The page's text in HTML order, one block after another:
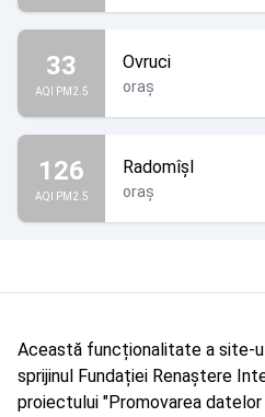
33
AQI PM2.5
Ovruci
oraș
126
AQI PM2.5
Radomîșl
oraș
Această funcționalitate a site-
sprijinul Fundației Renaștere
proiectului "Promovarea